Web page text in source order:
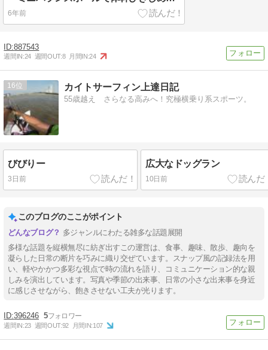
6年前
887543
週間IN:24 週間OUT:8 月間IN:24
16 カイトサーフィン上達日記
55歳越え さらなる高みへ！究極横乗り系スポーツ。
びびりー
3日前
広大なドッグラン
10日前
このブログのここがポイント
多ジャンルにわたる雑多な話題展開
多様な話題を縦横無尽に紡ぎ出すこの運営は、食事、趣味、散歩、趣向を
凝らした日常の断片を巧みに織り交ぜています。スナップ風の記録法を用
い、軽やかかつ多彩な視点で時の流れを語り、コミュニケーション的な親
しみを演出しています。写真や季節の出来事、日常の小さな出来事を身近
に感じさせながら、飽きさせない工夫が光ります。
396246 5
週間IN:23 週間OUT:92 月間IN:107